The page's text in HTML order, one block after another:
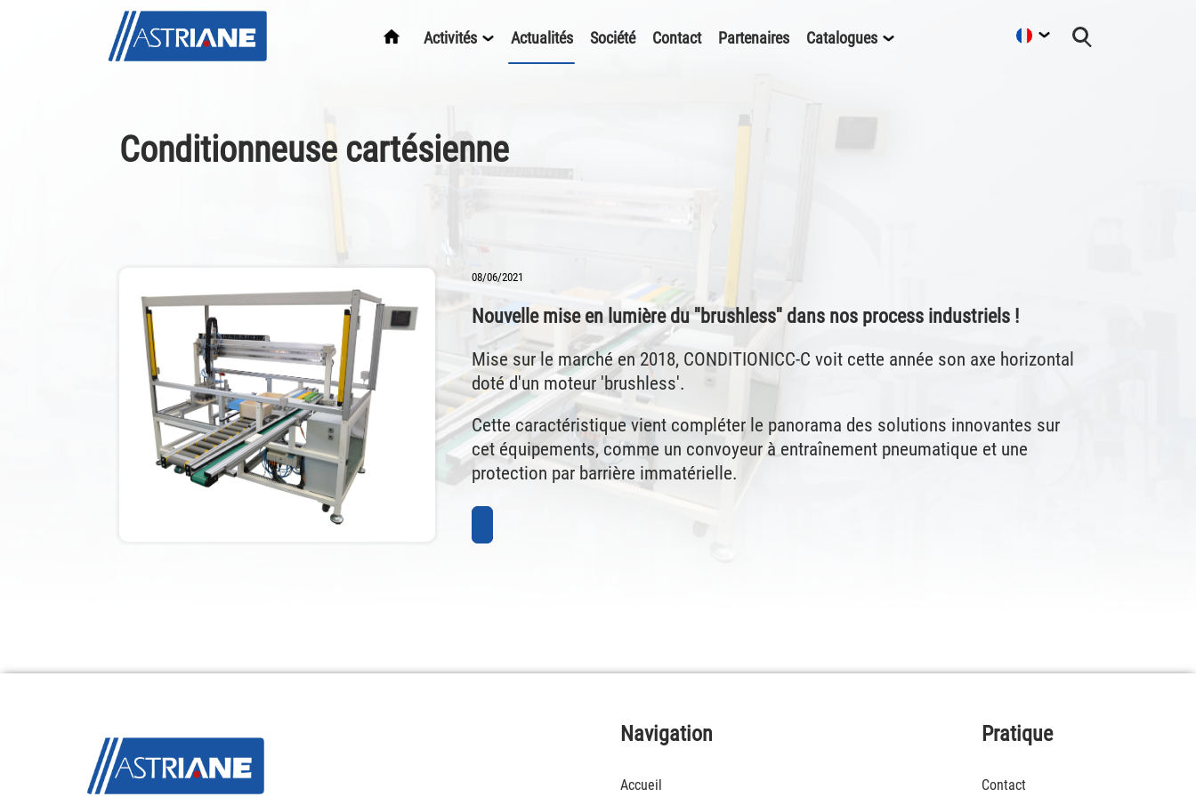
Activités Actualités Société Contact Partenaires Catalogues
Conditionneuse cartésienne
08/06/2021
Nouvelle mise en lumière du ''brushless'' dans nos process industriels !
Mise sur le marché en 2018, CONDITIONICC-C voit cette année son axe horizontal
doté d'un moteur 'brushless'.
Cette caractéristique vient compléter le panorama des solutions innovantes sur
cet équipements, comme un convoyeur à entraînement pneumatique et une
protection par barrière immatérielle.
Navigation
Accueil
Pratique
Contact